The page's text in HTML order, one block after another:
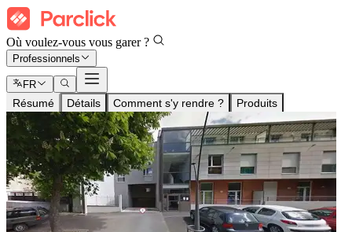
Où voulez-vous vous garer ?
Professionnels
FR
Résumé Détails Comment s'y rendre ? Produits